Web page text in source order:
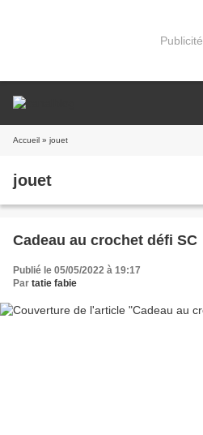
Publicité
Accueil » jouet
jouet
Cadeau au crochet défi SC
Publié le 05/05/2022 à 19:17
Par tatie fabie